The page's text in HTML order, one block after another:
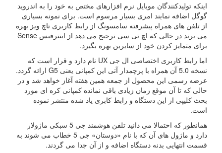
اینکه تولیدکنندگان موبایل نرم افزارهای مختص به خود را به اندروید
گوگل اضافه نمایند امری بسیار مرسوم است. برای نمونه بسیاری
از تلفن های همراه پیشرفته سامسونگ از رابط کاربری تاچ ویز بهره
می برند در حالی که اچ تی سی ترجیح می دهد از اینترفیس Sense
برای متمایز کردن خود از سایرین بهره بگیرد.
اما رابط کاربری اختصاصی ال جی UX نام دارد و قرار است که
نسخه 5.0 آن همراه با پرچمدار آتی این کمپانی یعنی G5 ارائه گردد.
عرضه رسمی این محصول از جمعه همین هفته آغاز خواهد شد و در
حالی که تا آن موقع زمان زیادی باقی نمانده کمپانی کره ای مورد
بحث کلیپی از این دستگاه و رابط کابری یاد شده منتشر نموده
است.
همانطور که احتمالا می دانید تلفن هوشمند جی 5 سبکی ماژولار
دارد و ماژول های آن که با نام «دوستان» جی 5 خطاب می شوند به
قسمت انتهایی بدنه دستگاه اضافه و از آن جدا می گردند.